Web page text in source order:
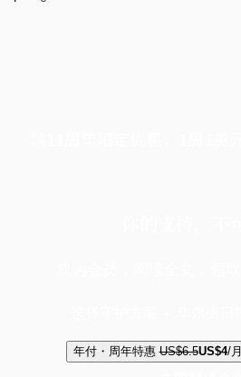
年付・周年特惠 US$6.5US$4/月